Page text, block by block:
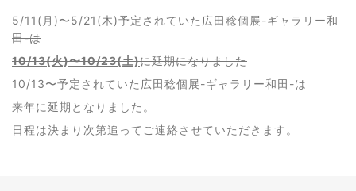
5/11(月)〜5/21(木)予定されていた広田稔個展-ギャラリー和
田-は
10/13(火)〜10/23(土)に延期になりました
10/13〜予定されていた広田稔個展-ギャラリー和田-は
来年に延期となりました。
日程は決まり次第追ってご連絡させていただきます。